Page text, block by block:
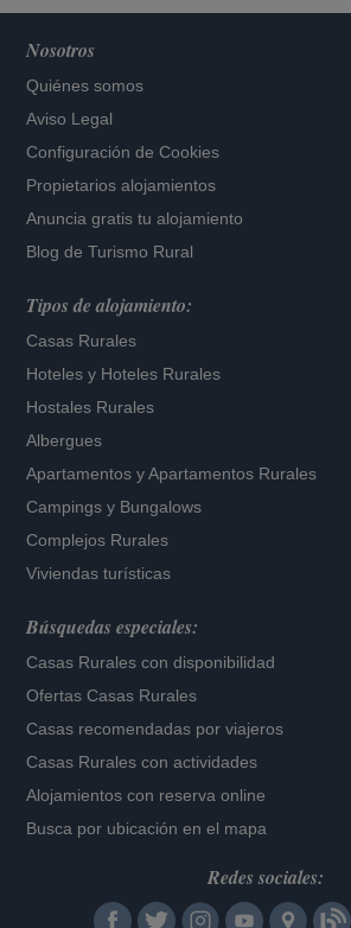
Nosotros
Quiénes somos
Aviso Legal
Configuración de Cookies
Propietarios alojamientos
Anuncia gratis tu alojamiento
Blog de Turismo Rural
Tipos de alojamiento:
Casas Rurales
Hoteles y Hoteles Rurales
Hostales Rurales
Albergues
Apartamentos yApartamentos Rurales
Campings y Bungalows
Complejos Rurales
Viviendas turísticas
Búsquedas especiales:
Casas Rurales con disponibilidad
Ofertas Casas Rurales
Casas recomendadas por viajeros
Casas Rurales con actividades
Alojamientos con reserva online
Busca por ubicación en el mapa
Redes sociales: